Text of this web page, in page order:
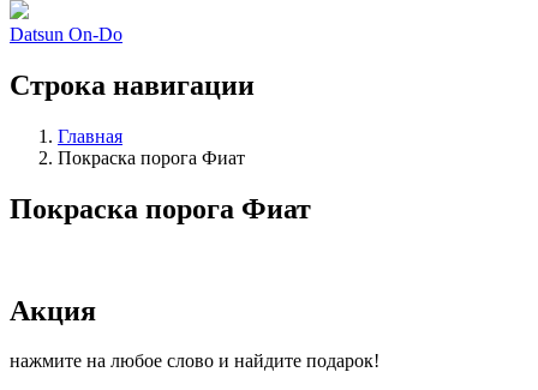
Datsun On-Do
Строка навигации
Главная
Покраска порога Фиат
Покраска порога Фиат
Акция
нажмите на любое слово и найдите подарок!